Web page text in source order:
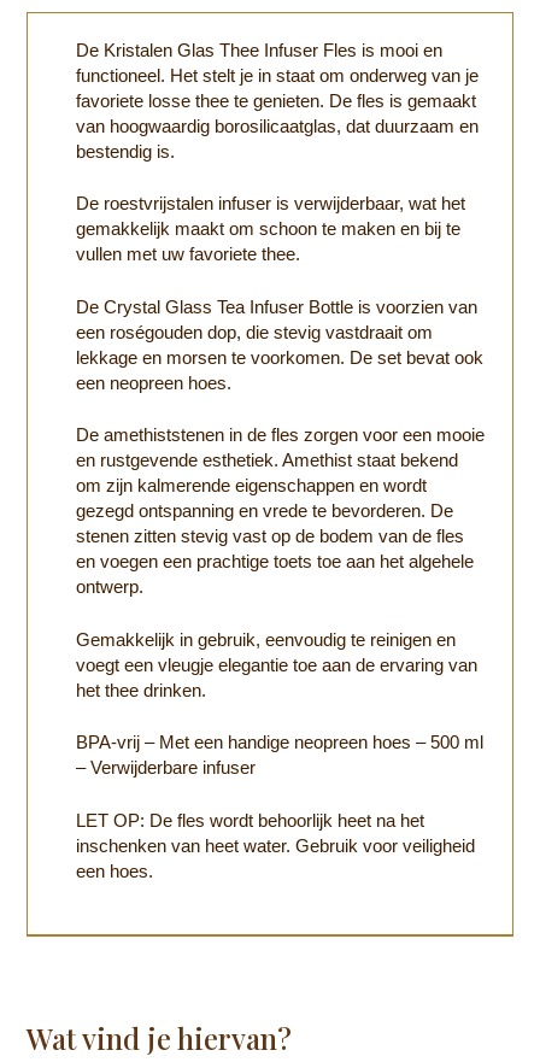
De Kristalen Glas Thee Infuser Fles is mooi en
functioneel. Het stelt je in staat om onderweg van je
favoriete losse thee te genieten. De fles is gemaakt
van hoogwaardig borosilicaatglas, dat duurzaam en
bestendig is.
De roestvrijstalen infuser is verwijderbaar, wat het
gemakkelijk maakt om schoon te maken en bij te
vullen met uw favoriete thee.
De Crystal Glass Tea Infuser Bottle is voorzien van
een roségouden dop, die stevig vastdraait om
lekkage en morsen te voorkomen. De set bevat ook
een neopreen hoes.
De amethiststenen in de fles zorgen voor een mooie
en rustgevende esthetiek. Amethist staat bekend
om zijn kalmerende eigenschappen en wordt
gezegd ontspanning en vrede te bevorderen. De
stenen zitten stevig vast op de bodem van de fles
en voegen een prachtige toets toe aan het algehele
ontwerp.
Gemakkelijk in gebruik, eenvoudig te reinigen en
voegt een vleugje elegantie toe aan de ervaring van
het thee drinken.
BPA-vrij – Met een handige neopreen hoes – 500 ml
– Verwijderbare infuser
LET OP: De fles wordt behoorlijk heet na het
inschenken van heet water. Gebruik voor veiligheid
een hoes.
Wat vind je hiervan?